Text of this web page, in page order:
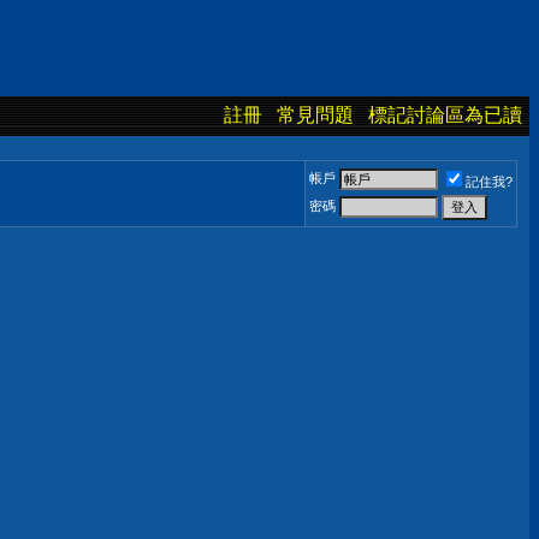
註冊 常見問題 標記討論區為已讀
帳戶
記住我?
密碼